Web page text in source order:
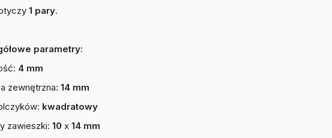
1 pary.
parametry:
4 mm
zewnętrzna:14 mm
kwadratowy
zawieszki:10x 14 mm